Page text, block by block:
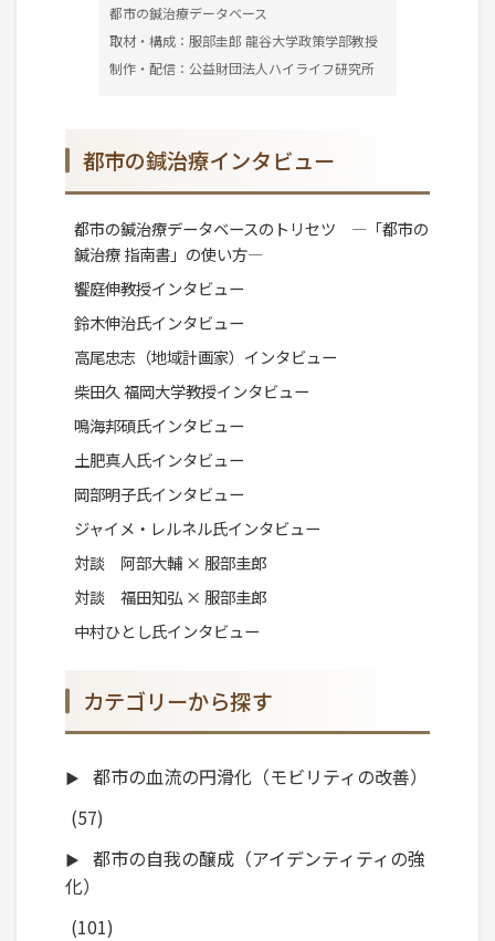
都市の鍼治療データベース
取材・構成：服部圭郎 龍谷大学政策学部教授
制作・配信：公益財団法人ハイライフ研究所
都市の鍼治療インタビュー
都市の鍼治療データベースのトリセツ ―「都市の
鍼治療 指南書」の使い方―
饗庭伸教授インタビュー
鈴木伸治氏インタビュー
高尾忠志（地域計画家）インタビュー
柴田久 福岡大学教授インタビュー
鳴海邦碩氏インタビュー
土肥真人氏インタビュー
岡部明子氏インタビュー
ジャイメ・レルネル氏インタビュー
対談 阿部大輔 × 服部圭郎
対談 福田知弘 × 服部圭郎
中村ひとし氏インタビュー
カテゴリーから探す
都市の血流の円滑化（モビリティの改善）
(57)
都市の自我の醸成（アイデンティティの強
化）
(101)